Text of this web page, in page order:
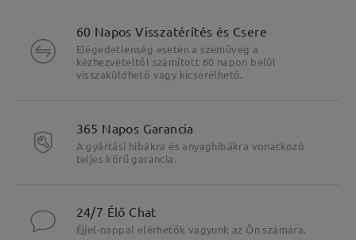
60 Napos Visszatérítés és Csere
Elégedetlenség esetén a szemüveg a
kézhezvételtől számított 60 napon belül
visszaküldhető vagy kicserélhető.
365 Napos Garancia
A gyártási hibákra és anyaghibákra vonatkozó
teljes körű garancia.
24/7 Élő Chat
Éjjel-nappal elérhetők vagyunk az Ön számára.